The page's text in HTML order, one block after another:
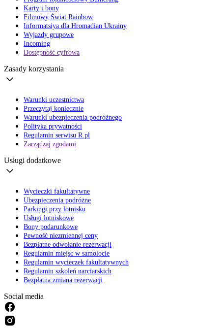
Karty i bony
Filmowy Świat Rainbow
Informatsiya dla Hromadian Ukrainy
Wyjazdy grupowe
Incoming
Dostępność cyfrowa
Zasady korzystania
Warunki uczestnictwa
Przeczytaj koniecznie
Warunki ubezpieczenia podróżnego
Polityka prywatności
Regulamin serwisu R.pl
Zarządzaj zgodami
Usługi dodatkowe
Wycieczki fakultatywne
Ubezpieczenia podróżne
Parkingi przy lotnisku
Usługi lotniskowe
Bony podarunkowe
Pewność niezmiennej ceny
Bezpłatne odwołanie rezerwacji
Regulamin miejsc w samolocie
Regulamin wycieczek fakultatywnych
Regulamin szkoleń narciarskich
Bezpłatna zmiana rezerwacji
Social media